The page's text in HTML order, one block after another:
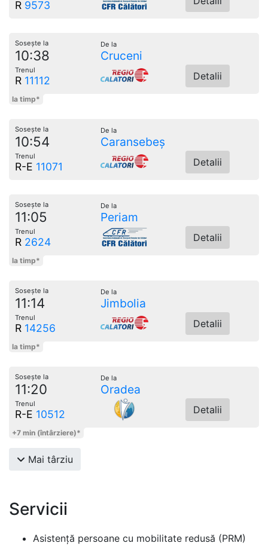
R 9573
Sosește la
10:38
De la
Cruceni
Trenul
R 11112 Detalii
la timp*
Sosește la
10:54
De la
Caransebeș
Trenul
R-E 11071 Detalii
Sosește la
11:05
De la
Periam
Trenul
R 2624 Detalii
la timp*
Sosește la
11:14
De la
Jimbolia
Trenul
R 14256 Detalii
la timp*
Sosește la
11:20
De la
Oradea
Trenul
R-E 10512 Detalii
+7 min (întârziere)*
Mai târziu
Servicii
Asistență persoane cu mobilitate redusă (PRM)